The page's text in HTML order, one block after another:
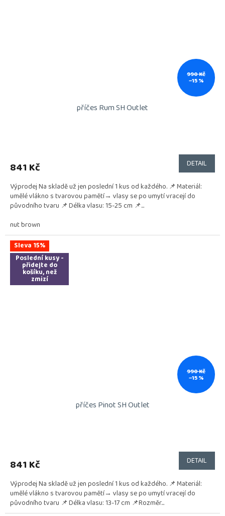
990 Kč
–15 %
příčes Rum SH Outlet
841 Kč DETAIL
Výprodej Na skladě už jen poslední 1 kus od každého. 📌 Materiál:
umělé vlákno s tvarovou pamětí→ vlasy se po umytí vracejí do
původního tvaru 📌 Délka vlasu: 15-25 cm 📌...
nut brown
Sleva 15%
Poslední kusy -
přidejte do
košíku, než
zmizí
990 Kč
–15 %
příčes Pinot SH Outlet
841 Kč DETAIL
Výprodej Na skladě už jen poslední 1 kus od každého. 📌 Materiál:
umělé vlákno s tvarovou pamětí→ vlasy se po umytí vracejí do
původního tvaru 📌 Délka vlasu: 13-17 cm 📌Rozměr...